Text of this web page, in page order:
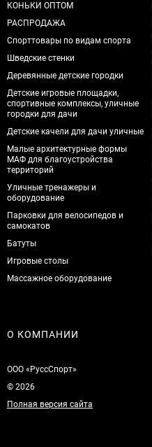
КОНЬКИ ОПТОМ
РАСПРОДАЖА
Спорттовары по видам спорта
Шведские стенки
Деревянные детские городки
Детские игровые площадки,
спортивные комплексы, уличные
городки для дачи
Детские качели для дачи уличные
Малые архитектурные формы
МАФ для благоустройства
территорий
Уличные тренажеры и
оборудование
Парковки для велосипедов и
самокатов
Батуты
Игровые столы
Массажное оборудование
О КОМПАНИИ
ООО «РуссСпорт»
© 2026
Полная версия сайта